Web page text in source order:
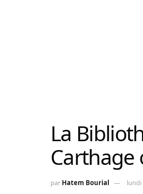
La
Carthage
par Hatem Bourial lundi